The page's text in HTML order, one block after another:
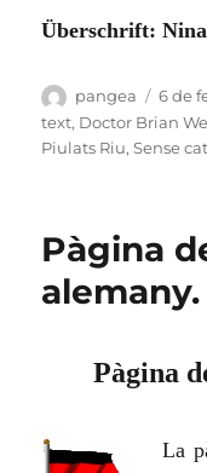
Überschrift:
Autor
pangea
el
6 de
text, Doctor Brian
Piulats Riu,Sense
Pàgina
alemany.
Pàgina
La